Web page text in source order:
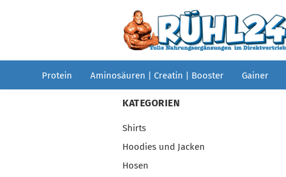
Protein Aminosäuren | Creatin | Booster Gainer
KATEGORIEN
Shirts
Hoodies und Jacken
Hosen